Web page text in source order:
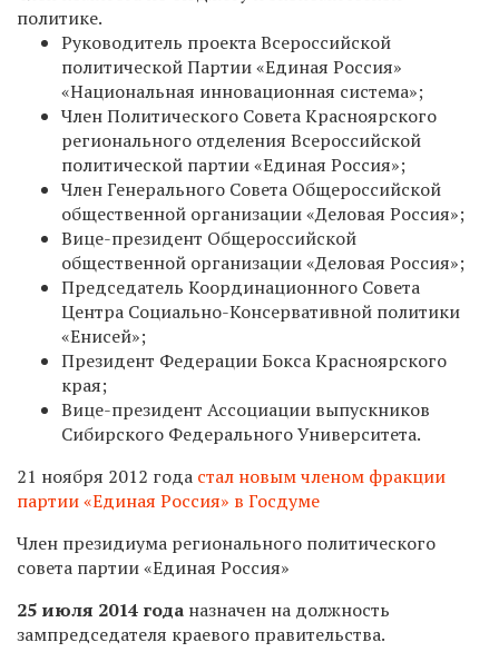
политике.
Руководитель проекта Всероссийской
политической Партии «Единая Россия»
«Национальная инновационная система»;
Член Политического Совета Красноярского
регионального отделения Всероссийской
политической партии «Единая Россия»;
Член Генерального Совета Общероссийской
общественной организации «Деловая Россия»;
Вице-президент Общероссийской
общественной организации «Деловая Россия»;
Председатель Координационного Совета
Центра Социально-Консервативной политики
«Енисей»;
Президент Федерации Бокса Красноярского
края;
Вице-президент Ассоциации выпускников
Сибирского Федерального Университета.
21 ноября 2012 года стал новым членом фракции
партии «Единая Россия» в Госдуме
Член президиума регионального политического
совета партии «Единая Россия»
25 июля 2014 года назначен на должность
зампредседателя краевого правительства.